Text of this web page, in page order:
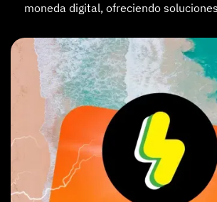
moneda digital, ofreciendo